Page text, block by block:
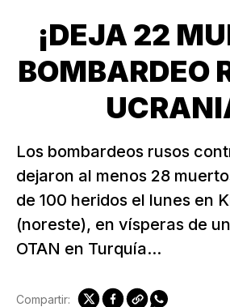
¡DEJA 22
BOMBARDEO
Los bombardeos rusos
dejaron al menos 28
de 100 heridos el lunes en
(noreste), en vísperas de
OTAN en Turquía...
Compartir: